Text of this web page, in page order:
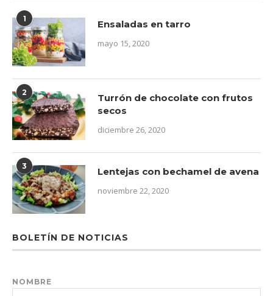
1 Ensaladas en tarro
mayo 15, 2020
2
Turrón de chocolate con frutos
secos
diciembre 26, 2020
3 Lentejas con bechamel de avena
noviembre 22, 2020
BOLETÍN DE NOTICIAS
NOMBRE